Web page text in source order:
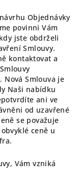
Objednávky
povinni Vám
jste obdrželi
Smlouvy.
kontaktovat a
Nová Smlouva je
Naši nabídku
ani ve
od uzavřené
se považuje
ceně u
Vám vzniká